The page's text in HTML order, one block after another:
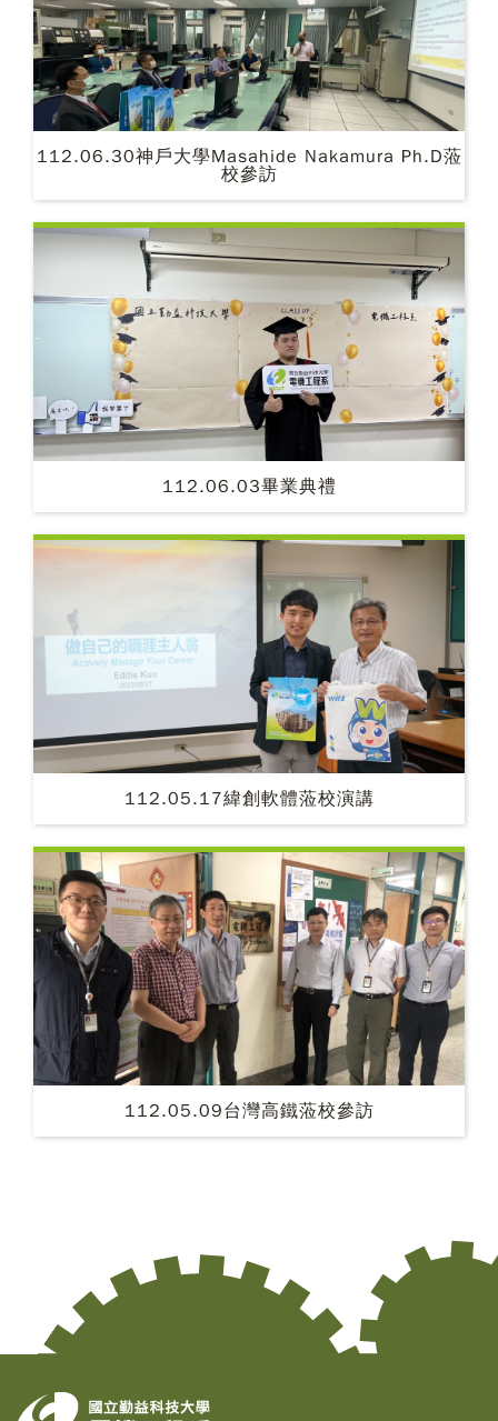
112.06.30神戶大學Masahide Nakamura Ph.D蒞
校參訪
112.06.03畢業典禮
112.05.17緯創軟體蒞校演講
112.05.09台灣高鐵蒞校參訪